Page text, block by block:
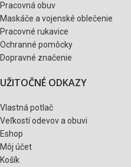
Pracovná obuv
Maskáče a vojenské oblečenie
Pracovné rukavice
Ochranné pomôcky
Dopravné značenie
UŽITOČNÉ ODKAZY
Vlastná potlač
Veľkostí odevov a obuvi
Eshop
Môj účet
Košík